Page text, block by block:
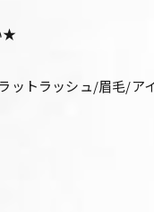
★
トラッシュ/眉毛/ア